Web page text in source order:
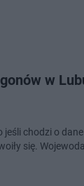
w
chodzi o
się.